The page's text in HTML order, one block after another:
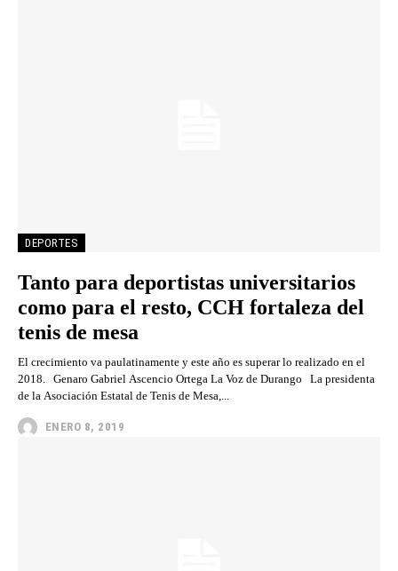
DEPORTES
Tanto para deportistas universitarios
como para el resto, CCH fortaleza del
tenis de mesa
El crecimiento va paulatinamente y este año es superar lo realizado en el
2018. Genaro Gabriel Ascencio Ortega La Voz de Durango La presidenta
de la Asociación Estatal de Tenis de Mesa,...
ENERO 8, 2019